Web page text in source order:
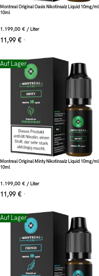
Montreal Original Oasis Nikotinsalz Liquid 10mg/ml
10ml
1.199,00 € / Liter
11,99 € *
Auf Lager
Montreal Original Minty Nikotinsalz Liquid 10mg/ml
10ml
1.199,00 € / Liter
11,99 € *
Auf Lager